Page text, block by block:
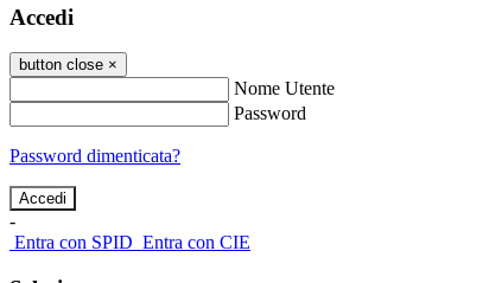
Accedi
button close ×
Nome Utente
Password
Password dimenticata?
-
Entra con SPID Entra con CIE